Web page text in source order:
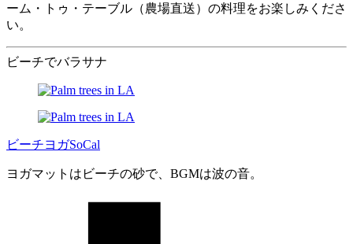
ーム・トゥ・テーブル（農場直送）の料理をお楽しみくださ
い。
ビーチでバラサナ
ビーチヨガSoCal
ヨガマットはビーチの砂で、BGMは波の音。